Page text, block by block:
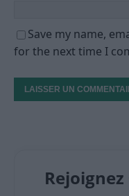
Save my name,
for the next time I